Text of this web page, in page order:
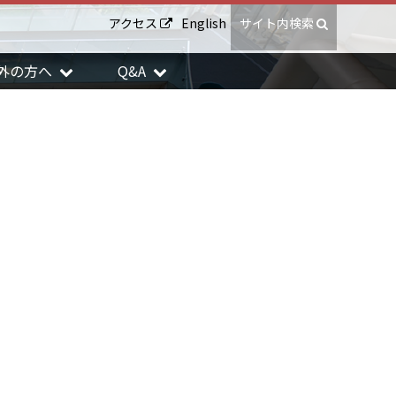
アクセス English サイト内検索
の方へ Q&A